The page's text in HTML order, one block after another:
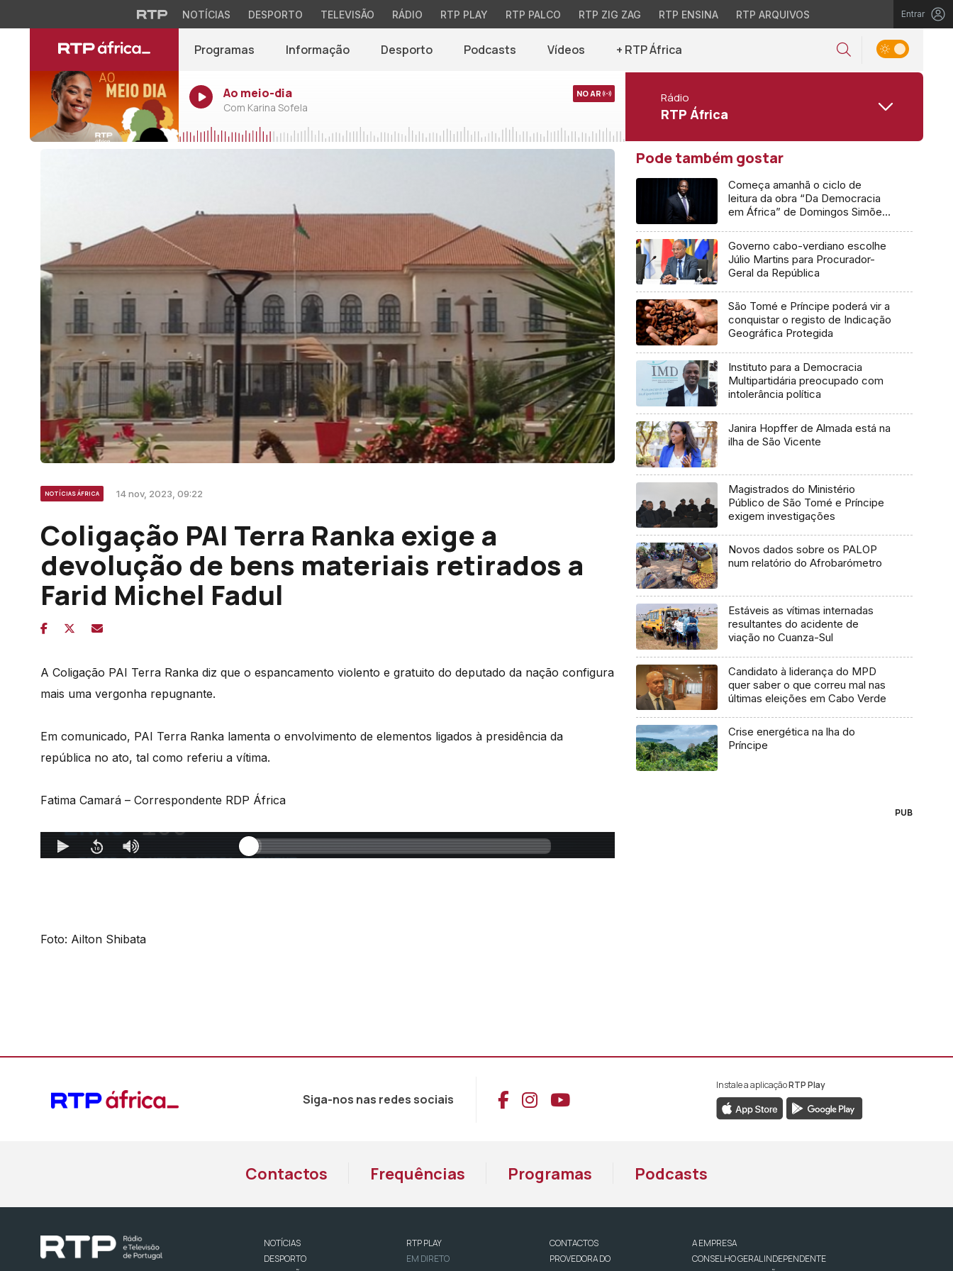
NOTÍCIAS DESPORTO TELEVISÃO RÁDIO RTP PLAY RTP PALCO RTP ZIG ZAG RTP ENSINA RTP ARQUIVOS Entrar
Programas Informação Desporto Podcasts Vídeos + RTP África
Ao meio-dia
Com Karina Sofela
NO AR Rádio
RTP África
NOTÍCIAS ÁFRICA 14 nov, 2023, 09:22
Coligação PAI Terra Ranka exige a
devolução de bens materiais retirados a
Farid Michel Fadul
A Coligação PAI Terra Ranka diz que o espancamento violento e gratuito do deputado da nação configura
mais uma vergonha repugnante.
Em comunicado, PAI Terra Ranka lamenta o envolvimento de elementos ligados à presidência da
república no ato, tal como referiu a vítima.
Fatima Camará – Correspondente RDP África
Foto: Ailton Shibata
Pode também gostar
Começa amanhã o ciclo de
leitura da obra “Da Democracia
em África” de Domingos Simões
Governo cabo-verdiano escolhe
Júlio Martins para Procurador-
Geral da República
São Tomé e Príncipe poderá vir a
conquistar o registo de Indicação
Geográfica Protegida
Instituto para a Democracia
Multipartidária preocupado com
intolerância política
Janira Hopffer de Almada está na
ilha de São Vicente
Magistrados do Ministério
Público de São Tomé e Príncipe
exigem investigações
Novos dados sobre os PALOP
num relatório do Afrobarómetro
Estáveis as vítimas internadas
resultantes do acidente de
viação no Cuanza-Sul
Candidato à liderança do MPD
quer saber o que correu mal nas
últimas eleições em Cabo Verde
Crise energética na lha do
Príncipe
PUB
Siga-nos nas redes sociais Aceder ao Facebook da RTP África
Aceder ao Instagram da RTP África
Aceder ao YouTube da RTP África
Instale a aplicaçãoRTP Play
Contactos Frequências Programas Podcasts
NOTÍCIAS
DESPORTO
RTP PLAY
EM DIRETO
CONTACTOS
PROVEDORA DO
A EMPRESA
CONSELHO GERAL INDEPENDENTE